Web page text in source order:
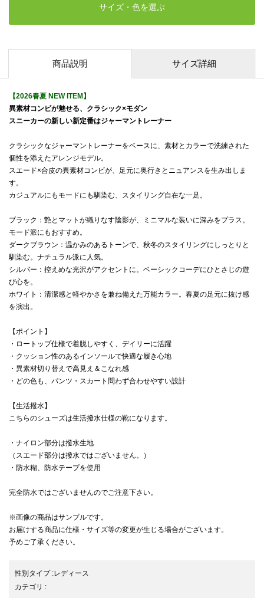
サイズ・色を選ぶ
商品説明 サイズ詳細
【2026春夏 NEW ITEM】
異素材コンビが魅せる、クラシック×モダン
スニーカーの新しい新定番はジャーマントレーナー
クラシックなジャーマントレーナーをベースに、素材とカラーで洗練された
個性を添えたアレンジモデル。
スエード×合皮の異素材コンビが、足元に奥行きとニュアンスを生み出しま
す。
カジュアルにもモードにも馴染む、スタイリング自在な一足。
ブラック：艶とマットが織りなす陰影が、ミニマルな装いに深みをプラス。
モード派にもおすすめ。
ダークブラウン：温かみのあるトーンで、秋冬のスタイリングにしっとりと
馴染む。ナチュラル派に人気。
シルバー：控えめな光沢がアクセントに。ベーシックコーデにひとさじの遊
び心を。
ホワイト：清潔感と軽やかさを兼ね備えた万能カラー。春夏の足元に抜け感
を演出。
【ポイント】
・ロートップ仕様で着脱しやすく、デイリーに活躍
・クッション性のあるインソールで快適な履き心地
・異素材切り替えで高見え＆こなれ感
・どの色も、パンツ・スカート問わず合わせやすい設計
【生活撥水】
こちらのシューズは生活撥水仕様の靴になります。
・ナイロン部分は撥水生地
（スエード部分は撥水ではございません。）
・防水糊、防水テープを使用
完全防水ではございませんのでご注意下さい。
※画像の商品はサンプルです。
お届けする商品に仕様・サイズ等の変更が生じる場合がございます。
予めご了承ください。
性別タイプ:レディース
カテゴリ :